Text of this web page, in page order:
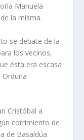
Manuela
la misma.
se debate de la
los vecinos,
ésta era escasa
Orduña
Cristóbal a
corrimiento de
de Basaldúa